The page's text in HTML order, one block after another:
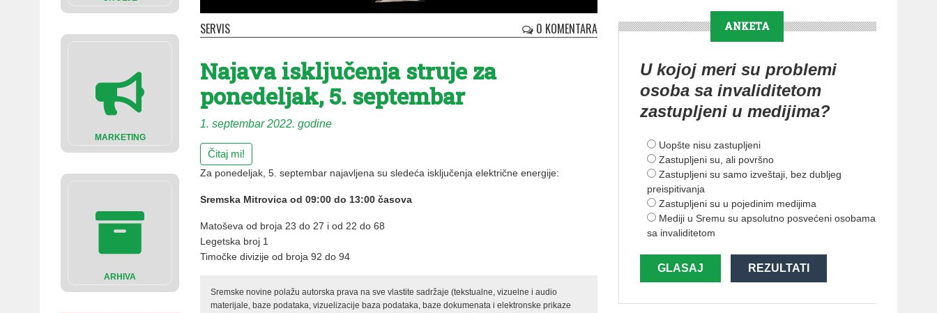
MARKETING
ARHIVA
SERVIS 0 KOMENTARA
Najava isključenja struje za
ponedeljak, 5. septembar
1. septembar 2022. godine
Čitaj mi!
Za ponedeljak, 5. septembar najavljena su sledeća isključenja električne energije:
Sremska Mitrovica od 09:00 do 13:00 časova
Matoševa od broja 23 do 27 i od 22 do 68
Legetska broj 1
Timočke divizije od broja 92 do 94
Sremske novine polažu autorska prava na sve vlastite sadržaje (tekstualne, vizuelne i audio
materijale, baze podataka, vizuelizacije baza podataka, baze dokumenata i elektronske prikaze
ANKETA
U kojoj meri su problemi
osoba sa invaliditetom
zastupljeni u medijima?
Uopšte nisu zastupljeni
Zastupljeni su, ali površno
Zastupljeni su samo izveštaji, bez dubljeg
preispitivanja
Zastupljeni su u pojedinim medijima
Mediji u Sremu su apsolutno posvećeni osobama
sa invaliditetom
GLASAJ REZULTATI